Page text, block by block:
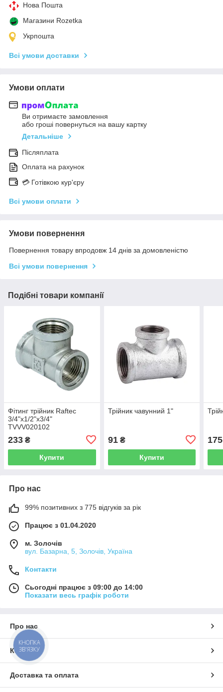
Нова Пошта
Магазини Rozetka
Укрпошта
Всі умови доставки
Умови оплати
Ви отримаєте замовлення
або гроші повернуться на вашу картку
Детальніше
Післяплата
Оплата на рахунок
💳 Готівкою кур'єру
Всі умови оплати
Умови повернення
Повернення товару впродовж 14 днів за домовленістю
Всі умови повернення
Подібні товари компанії
Фітинг трійник Raftec
3/4"х1/2"х3/4"
TVVV020102
233 ₴
Купити
Трійник чавунний 1"
91₴
Купити
175
Про нас
99% позитивних з 775 відгуків за рік
Працює з 01.04.2020
м. Золочів
вул. Базарна, 5, Золочів, Україна
Контакти
Сьогодні працює з 09:00 до 14:00
Показати весь графік роботи
Про нас
Контакти
Доставка та оплата
КНОПКА
ЗВ'ЯЗКУ